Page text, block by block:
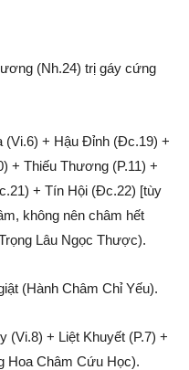
(Nh.24) trị gáy cứng
(Vi.6) + Hậu Đỉnh (Đc.19) +
+ Thiếu Thương (P.11) +
+ Tín Hội (Đc.22) [tùy
không nên châm hết
Lâu Ngọc Thược).
(Hành Châm Chỉ Yếu).
(Vi.8) + Liệt Khuyết (P.7) +
Hoa Châm Cứu Học).